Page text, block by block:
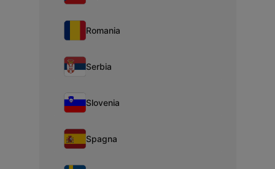
Romania
Serbia
Slovenia
Spagna